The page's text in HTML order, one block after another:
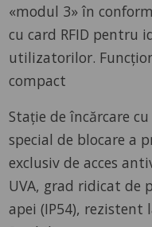
«modul 3» în
cu card RFID pentru
utilizatorilor.
compact
Stație de încărcare
special de blocare a
exclusiv de acces
UVA, grad ridicat de
apei (IP54), rezistent